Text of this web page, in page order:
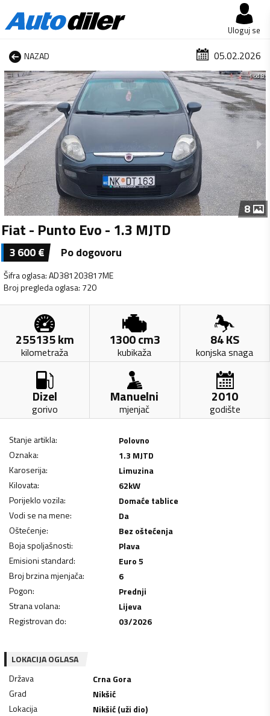
Uloguj se
NAZAD 05.02.2026
1 od 8
8
Fiat - Punto Evo - 1.3 MJTD
3 600€ Po dogovoru
Šifra oglasa:AD381203817ME
Broj pregleda oglasa: 720
255135km
kilometraža
1300cm3
kubikaža
84KS
konjska snaga
Dizel
gorivo
Manuelni
mjenjač
2010
godište
Stanje artikla:
Polovno
Oznaka:
1.3 MJTD
Karoserija:
Limuzina
Kilovata: 62kW
Porijeklo vozila:
Domaće tablice
Vodi se na mene:
Da
Oštećenje:
Bez oštećenja
Boja spoljašnosti:
Plava
Emisioni standard:
Euro 5
Broj brzina mjenjača:
6
Pogon:
Prednji
Strana volana:
Lijeva
Registrovan do: 03/2026
LOKACIJA OGLASA
Država
Crna Gora
Grad
Nikšić
Lokacija
Nikšić (uži dio)